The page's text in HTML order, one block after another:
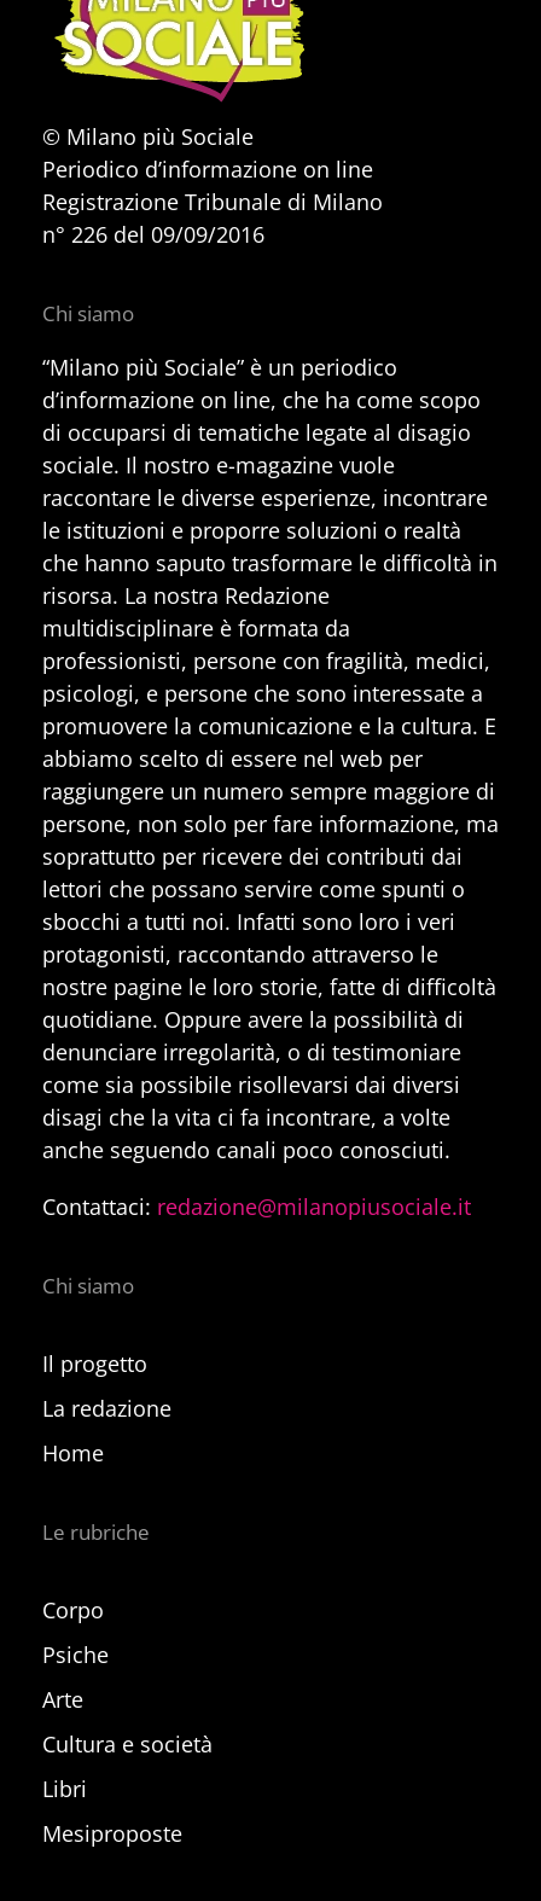
© Milano più Sociale
Periodico d’informazione on line
Registrazione Tribunale di Milano
n° 226 del 09/09/2016
Chi siamo
“Milano più Sociale” è un periodico
d’informazione on line, che ha come scopo
di occuparsi di tematiche legate al disagio
sociale. Il nostro e-magazine vuole
raccontare le diverse esperienze, incontrare
le istituzioni e proporre soluzioni o realtà
che hanno saputo trasformare le difficoltà in
risorsa. La nostra Redazione
multidisciplinare è formata da
professionisti, persone con fragilità, medici,
psicologi, e persone che sono interessate a
promuovere la comunicazione e la cultura. E
abbiamo scelto di essere nel web per
raggiungere un numero sempre maggiore di
persone, non solo per fare informazione, ma
soprattutto per ricevere dei contributi dai
lettori che possano servire come spunti o
sbocchi a tutti noi. Infatti sono loro i veri
protagonisti, raccontando attraverso le
nostre pagine le loro storie, fatte di difficoltà
quotidiane. Oppure avere la possibilità di
denunciare irregolarità, o di testimoniare
come sia possibile risollevarsi dai diversi
disagi che la vita ci fa incontrare, a volte
anche seguendo canali poco conosciuti.
Contattaci: redazione@milanopiusociale.it
Chi siamo
Il progetto
La redazione
Home
Le rubriche
Corpo
Psiche
Arte
Cultura e società
Libri
Mesiproposte